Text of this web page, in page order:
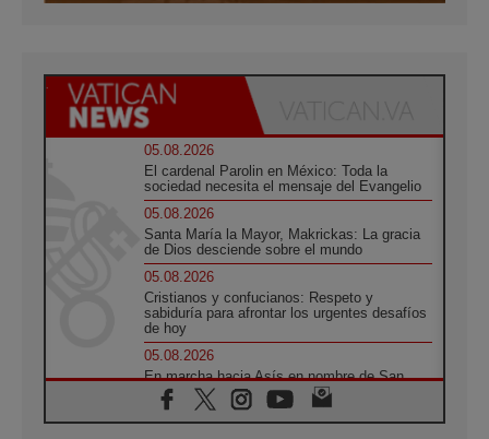
05.08.2026
El cardenal Parolin en México: Toda la
sociedad necesita el mensaje del Evangelio
05.08.2026
Santa María la Mayor, Makrickas: La gracia
de Dios desciende sobre el mundo
05.08.2026
Cristianos y confucianos: Respeto y
sabiduría para afrontar los urgentes desafíos
de hoy
05.08.2026
En marcha hacia Asís en nombre de San
Francisco, a la espera de León
05.08.2026